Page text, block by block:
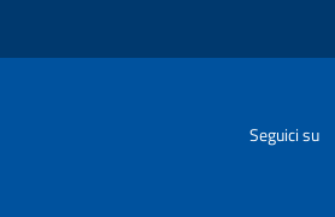
Seguici su